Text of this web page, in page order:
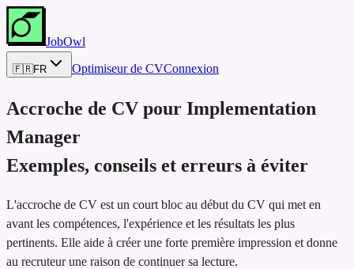
JobOwl
🇫🇷FR Optimiseur de CVConnexion
Accroche de CV pour Implementation
Manager
Exemples, conseils et erreurs à éviter
L'accroche de CV est un court bloc au début du CV qui met en
avant les compétences, l'expérience et les résultats les plus
pertinents. Elle aide à créer une forte première impression et donne
au recruteur une raison de continuer sa lecture.